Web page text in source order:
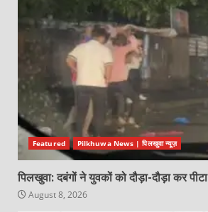
Featured Pilkhuwa News | पिलखुवा न्यूज़
पिलखुवा: दबंगों ने युवकों को दौड़ा-दौड़ा कर पीटा
August 8, 2026